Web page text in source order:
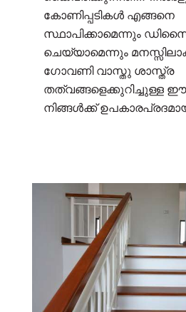
കോണിപ്പടികൾ എങ്ങനെ
സ്ഥാപിക്കാമെന്നും
ചെയ്യാമെന്നും
ഗോവണി വാസ്തു ശാസ്ത്ര
തത്വങ്ങളെക്കുറിച്ചുള്ള
നിങ്ങൾക്ക്